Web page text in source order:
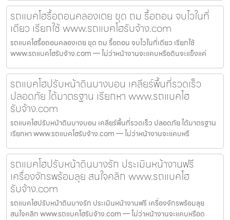
รถแบคโฮรื้อถอนคลองเตย ขุด ถม รื้อถอน จบไวในที่
เดียว เรียกใช้ www.รถแบคโฮรับจ้าง.com
รถแบคโฮรื้อถอนคลองเตย ขุด ถม รื้อถอน จบไวในที่เดียว เรียกใช้
www.รถแบคโฮรับจ้าง.com — ไม่ว่าหน้างานจะแคบหรือดินจะแข็งแค่
รถแบคโฮปรับหน้าดินบางบอน เคลียร์พื้นที่รวดเร็ว
ปลอดภัย ได้มาตรฐาน เรียกหา www.รถแบคโฮ
รับจ้าง.com
รถแบคโฮปรับหน้าดินบางบอน เคลียร์พื้นที่รวดเร็ว ปลอดภัย ได้มาตรฐาน
เรียกหา www.รถแบคโฮรับจ้าง.com — ไม่ว่าหน้างานจะแคบหรื
รถแบคโฮปรับหน้าดินบางรัก ประเมินหน้างานฟรี
เครื่องจักรพร้อมลุย สนใจคลิก www.รถแบคโฮ
รับจ้าง.com
รถแบคโฮปรับหน้าดินบางรัก ประเมินหน้างานฟรี เครื่องจักรพร้อมลุย
สนใจคลิก www.รถแบคโฮรับจ้าง.com — ไม่ว่าหน้างานจะแคบหรือด